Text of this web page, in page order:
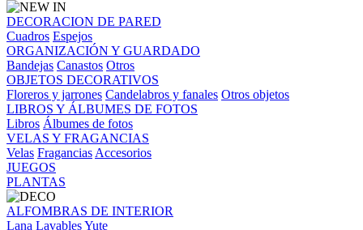
DECORACION DE PARED
Cuadros Espejos
ORGANIZACIÓN Y GUARDADO
Bandejas Canastos Otros
OBJETOS DECORATIVOS
Floreros y jarrones Candelabros y fanales Otros objetos
LIBROS Y ÁLBUMES DE FOTOS
Libros Álbumes de fotos
VELAS Y FRAGANCIAS
Velas Fragancias Accesorios
JUEGOS
PLANTAS
ALFOMBRAS DE INTERIOR
Lana LavablesYute